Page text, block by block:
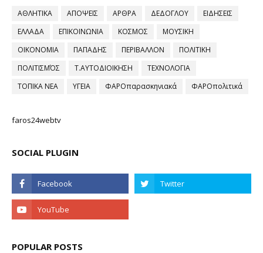
ΑΘΛΗΤΙΚΑ ΑΠΟΨΕΙΣ ΑΡΘΡΑ ΔΕΔΟΓΛΟΥ
ΕΙΔΗΣΕΙΣ
ΕΛΛΑΔΑ
ΕΠΙΚΟΙΝΩΝΙΑ ΚΟΣΜΟΣ
ΜΟΥΣΙΚΗ
ΟΙΚΟΝΟΜΙΑ
ΠΑΠΑΔΗΣ ΠΕΡΙΒΑΛΛΟΝ
ΠΟΛΙΤΙΚΗ
ΠΟΛΙΤΙΣΜΌΣ
Τ.ΑΥΤΟΔΙΟΙΚΗΣΗ
ΤΕΧΝΟΛΟΓΙΑ
ΤΟΠΙΚΑ ΝΕΑ
ΥΓΕΙΑ ΦΑΡΟπαρασκηνιακά ΦΑΡΟπολιτικά
faros24webtv
SOCIAL PLUGIN
POPULAR POSTS